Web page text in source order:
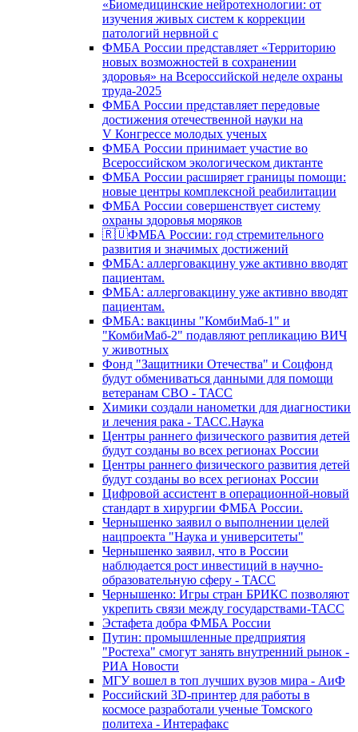
«Биомедицинские нейротехнологии: от
изучения живых систем к коррекции
патологий нервной с
ФМБА России представляет «Территорию
новых возможностей в сохранении
здоровья» на Всероссийской неделе охраны
труда-2025
ФМБА России представляет передовые
достижения отечественной науки на
V Конгрессе молодых ученых
ФМБА России принимает участие во
Всероссийском экологическом диктанте
ФМБА России расширяет границы помощи:
новые центры комплексной реабилитации
ФМБА России совершенствует систему
охраны здоровья моряков
🇷🇺ФМБА России: год стремительного
развития и значимых достижений
ФМБА: аллерговакцину уже активно вводят
пациентам.
ФМБА: аллерговакцину уже активно вводят
пациентам.
ФМБА: вакцины "КомбиМаб-1" и
"КомбиМаб-2" подавляют репликацию ВИЧ
у животных
Фонд "Защитники Отечества" и Соцфонд
будут обмениваться данными для помощи
ветеранам СВО - ТАСС
Химики создали нанометки для диагностики
и лечения рака - ТАСС.Наука
Центры раннего физического развития детей
будут созданы во всех регионах России
Центры раннего физического развития детей
будут созданы во всех регионах России
Цифровой ассистент в операционной-новый
стандарт в хирургии ФМБА России.
Чернышенко заявил о выполнении целей
нацпроекта "Наука и университеты"
Чернышенко заявил, что в России
наблюдается рост инвестиций в научно-
образовательную сферу - ТАСС
Чернышенко: Игры стран БРИКС позволяют
укрепить связи между государствами-ТАСС
Эстафета добра ФМБА России
Путин: промышленные предприятия
"Ростеха" смогут занять внутренний рынок -
РИА Новости
МГУ вошел в топ лучших вузов мира - АиФ
Российский 3D-принтер для работы в
космосе разработали ученые Томского
политеха - Интерафакс